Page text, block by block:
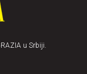
u Srbiji.